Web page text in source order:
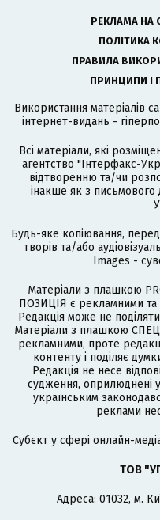
РЕКЛАМА НА
ПОЛІТИКА
ПРАВИЛА
ПРИНЦИПИ І
Використання матеріалів
інтернет-видань -
Всі матеріали, які
агентство "Інтерфакс-
відтворенню та/чи
інакше як з письмового
Будь-яке копіювання,
творів та/або
Images -
Матеріали з плашкою
ПОЗИЦІЯ є рекламними та
Редакція може не
Матеріали з плашкою
рекламними, проте
контенту і поділяє
Редакція не несе
судження, оприлюднені
українським
реклами
Cубєкт у сфері онлайн-
ТОВ
Адреса: 01032, м.